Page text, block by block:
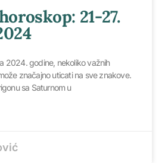
21-27.
2024. godine, nekoliko važnih
značajno uticati na sve znakove.
sa Saturnom u